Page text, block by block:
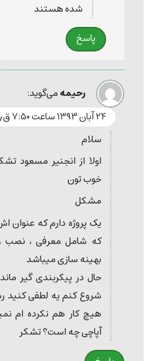
شده هستند
پاسخ
رحیمهمی‌گوید:
۲۴ آبان ۱۳۹۳ ساعت ۷:۵۰ ق٫ظ
سلام
اولا از انجنیر مسعود
خوب تون
مشکل
یک پروژه دارم که عنوان
که شامل معرفی ، نصب
بهینه سازی میباشد
حال در پیکربندی گیر
شروع کنم یه لطفی کنید
هیچ کار هم نکرده ام
آپاچی چه است؟ تشکر